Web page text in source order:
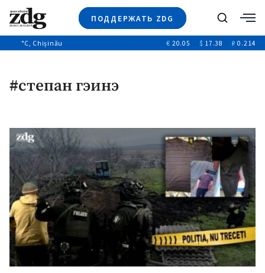
ПОДДЕРЖАТЬ ZDG
Новости
Видео
Выборы 2025
Поиск
°C, Chișinău € 20.05 $ 17.38 ₽ 0.214
#степан гэинэ